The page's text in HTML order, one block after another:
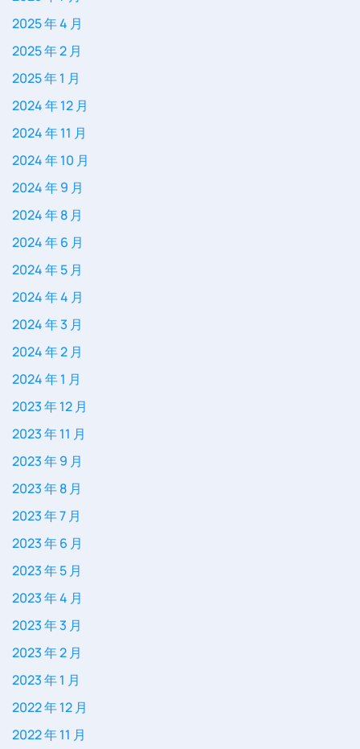
2025 年 4 月
2025 年 2 月
2025 年 1 月
2024 年 12 月
2024 年 11 月
2024 年 10 月
2024 年 9 月
2024 年 8 月
2024 年 6 月
2024 年 5 月
2024 年 4 月
2024 年 3 月
2024 年 2 月
2024 年 1 月
2023 年 12 月
2023 年 11 月
2023 年 9 月
2023 年 8 月
2023 年 7 月
2023 年 6 月
2023 年 5 月
2023 年 4 月
2023 年 3 月
2023 年 2 月
2023 年 1 月
2022 年 12 月
2022 年 11 月